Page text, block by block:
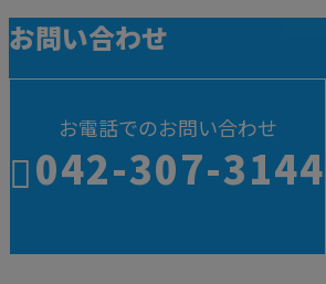
お問い合わせ
お電話でのお問い合わせ
042-307-3144